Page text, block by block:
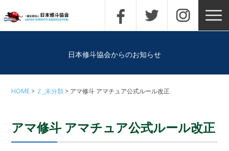
日本修斗協会からのお知らせ
HOME Ｚ_未分類 アマ修斗 アマチュア公式ルール改正
アマ修斗 アマチュア公式ルール改正